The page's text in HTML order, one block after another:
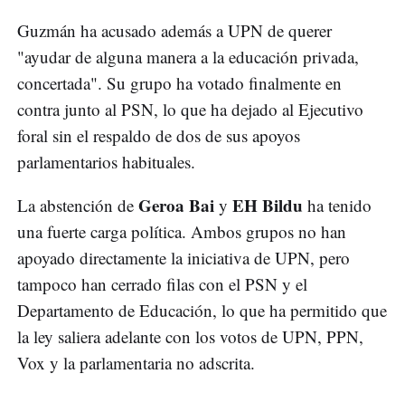
Guzmán ha acusado además a UPN de querer
"ayudar de alguna manera a la educación privada,
concertada". Su grupo ha votado finalmente en
contra junto al PSN, lo que ha dejado al Ejecutivo
foral sin el respaldo de dos de sus apoyos
parlamentarios habituales.
La abstención de Geroa Bai y EH Bildu ha tenido
una fuerte carga política. Ambos grupos no han
apoyado directamente la iniciativa de UPN, pero
tampoco han cerrado filas con el PSN y el
Departamento de Educación, lo que ha permitido que
la ley saliera adelante con los votos de UPN, PPN,
Vox y la parlamentaria no adscrita.